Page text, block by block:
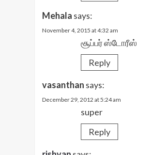
Mehala says:
November 4, 2015 at 4:32 am
சூப்பர் ஸ்டோரீஸ்
Reply
vasanthan says:
December 29, 2012 at 5:24 am
super
Reply